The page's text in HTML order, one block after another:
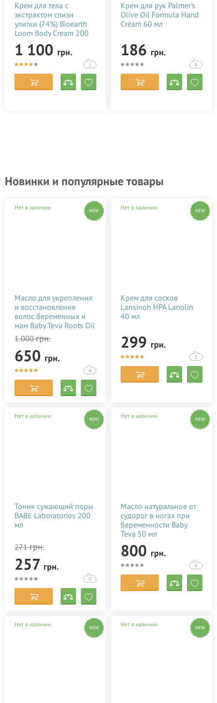
Крем для тела с
экстрактом слизи
улитки (74%) Bioearth
Loom Body Cream 200
мл
1 100 грн.
1
Крем для рук Palmer's
Olive Oil Formula Hand
Cream 60 мл
186 грн.
0
Новинки и популярные товары
Нет в наличии NEW
Масло для укрепления
и восстановления
волос беременных и
мам Baby Teva Roots Oil
10 мл
1 000грн.
650 грн.
4
Нет в наличии NEW
Крем для сосков
Lansinoh HPA Lanolin
40 мл
299 грн.
3
Нет в наличии NEW
Тоник сужающий поры
BABE Laboratorios 200
мл
271грн.
257 грн.
0
Нет в наличии NEW
Масло натуральное от
судорог в ногах при
беременности Baby
Teva 50 мл
800 грн.
0
Нет в наличии NEW Нет в наличии NEW